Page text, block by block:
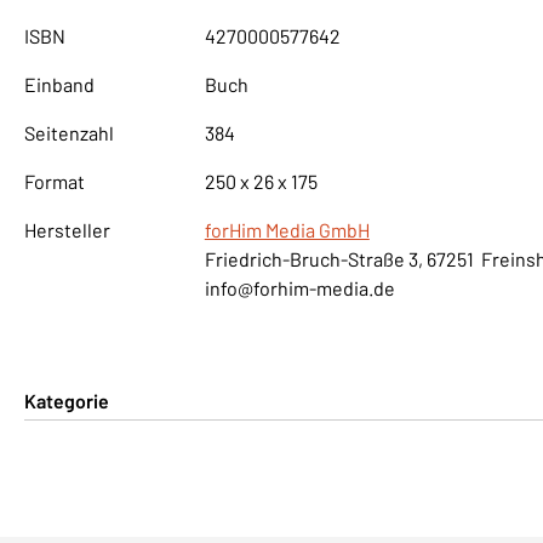
ISBN 4270000577642
Einband Buch
Seitenzahl 384
Format 250 x 26 x 175
Hersteller
forHim Media GmbH
Friedrich-Bruch-Straße 3, 67251
info@forhim-media.de
Kategorie